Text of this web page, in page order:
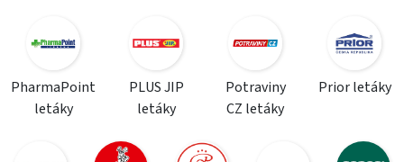
PharmaPoint
letáky
PLUS JIP
letáky
Potraviny
CZ letáky
Prior letáky